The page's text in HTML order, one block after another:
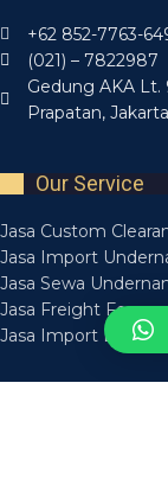
+62 852-7763-
(021) – 7822987
Gedung AKA Lt.
Prapatan,
Our Service
Jasa Custom
Jasa Import
Jasa Sewa
Jasa Freight
Jasa Import